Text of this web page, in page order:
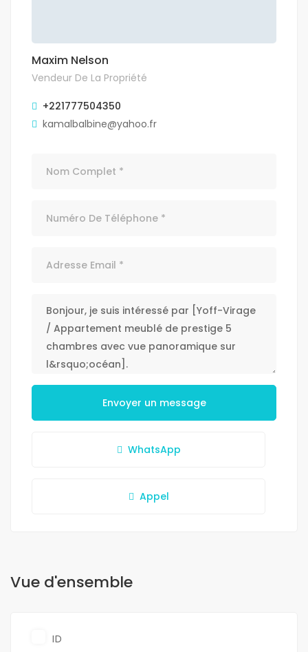
Maxim Nelson
Vendeur De La Propriété
+221777504350
kamalbalbine@yahoo.fr
Envoyer un message
WhatsApp
Appel
Vue d'ensemble
ID